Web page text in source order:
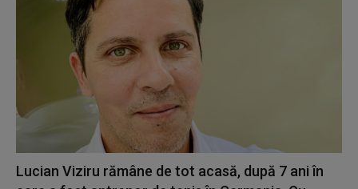
Lucian Viziru rămâne de tot acasă, după 7 ani în